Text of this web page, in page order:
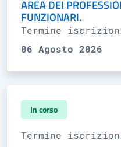
AREA DEI
FUNZIONARI.
Termine
06 Agosto 2026
In corso
Termine